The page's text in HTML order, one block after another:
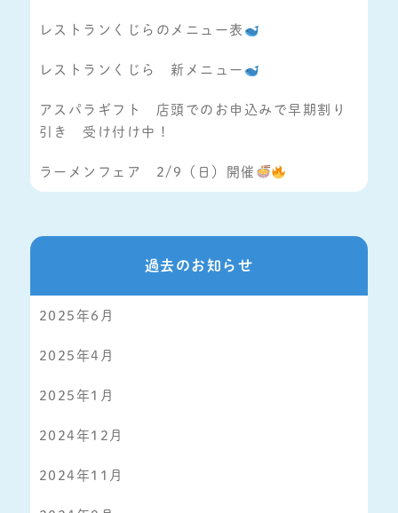
レストランくじらのメニュー表
レストランくじら 新メニュー
アスパラギフト 店頭でのお申込みで早期割り
引き 受け付け中！
ラーメンフェア 2/9（日）開催
過去のお知らせ
2025年6月
2025年4月
2025年1月
2024年12月
2024年11月